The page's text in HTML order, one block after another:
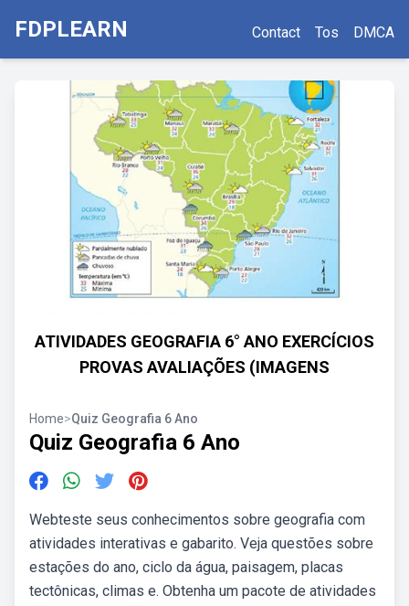
FDPLEARN Contact Tos DMCA
ATIVIDADES GEOGRAFIA 6° ANO EXERCÍCIOS
PROVAS AVALIAÇÕES (IMAGENS
Home>Quiz Geografia 6 Ano
Quiz Geografia 6 Ano
Webteste seus conhecimentos sobre geografia com
atividades interativas e gabarito. Veja questões sobre
estações do ano, ciclo da água, paisagem, placas
tectônicas, climas e. Obtenha um pacote de atividades